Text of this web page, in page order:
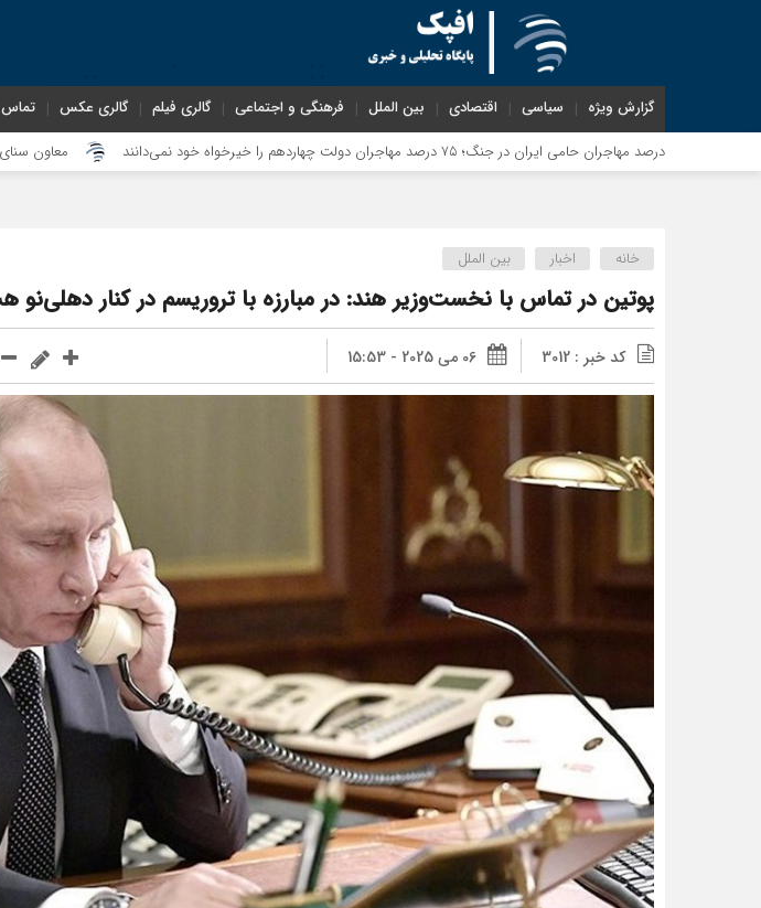
گزارش ویژه سیاسی اقتصادی بین الملل فرهنگی و اجتماعی گالری فیلم گالری عکس تماس
معاون سنای روسیه: حکم
خانه اخبار بین الملل
پوتین در تماس با نخست‌وزیر هند: در مبارزه با تروریسم در کنار دهلی‌نو
کد خبر : 3012 06 می 2025 - 15:53